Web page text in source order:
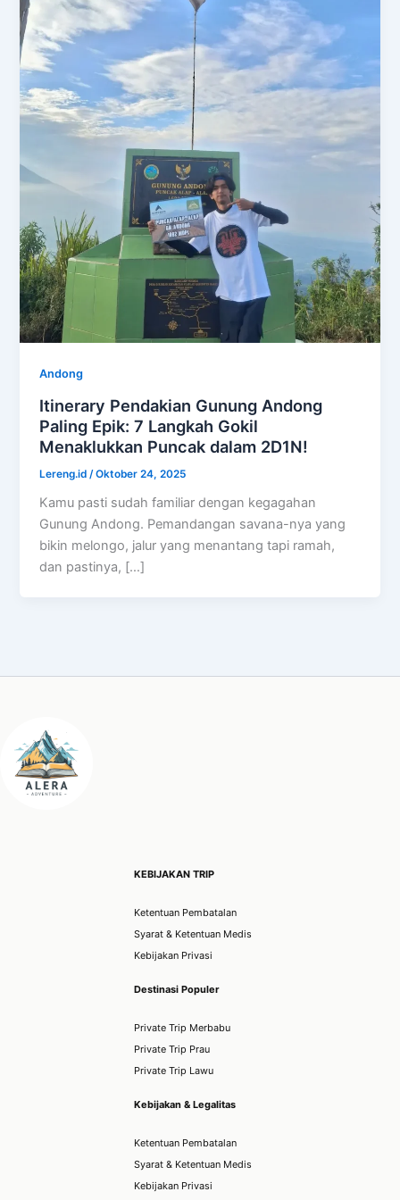
Andong
Itinerary Pendakian Gunung Andong
Paling Epik: 7 Langkah Gokil
Menaklukkan Puncak dalam 2D1N!
Lereng.id /Oktober 24, 2025
Kamu pasti sudah familiar dengan kegagahan
Gunung Andong. Pemandangan savana-nya yang
bikin melongo, jalur yang menantang tapi ramah,
dan pastinya, […]
KEBIJAKAN TRIP
Ketentuan Pembatalan
Syarat & Ketentuan Medis
Kebijakan Privasi
Destinasi Populer
Private Trip Merbabu
Private Trip Prau
Private Trip Lawu
Kebijakan & Legalitas
Ketentuan Pembatalan
Syarat & Ketentuan Medis
Kebijakan Privasi